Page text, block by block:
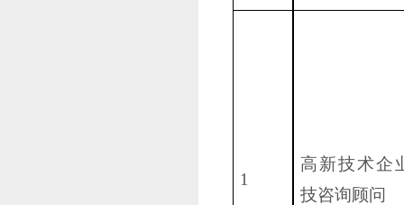
1
高新技术企
技咨询顾问